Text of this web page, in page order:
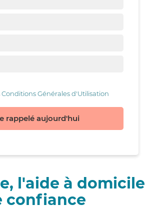
Conditions Générales d'Utilisation
rappelé aujourd'hui
l'aide à domicile
confiance